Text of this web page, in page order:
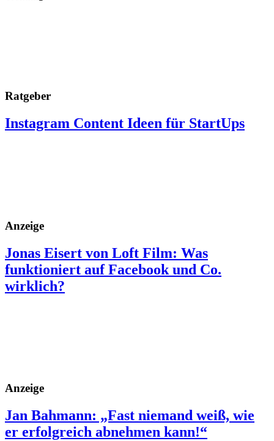
Ratgeber
Instagram Content Ideen für StartUps
Anzeige
Jonas Eisert von Loft Film: Was
funktioniert auf Facebook und Co.
wirklich?
Anzeige
Jan Bahmann: „Fast niemand weiß, wie
er erfolgreich abnehmen kann!“